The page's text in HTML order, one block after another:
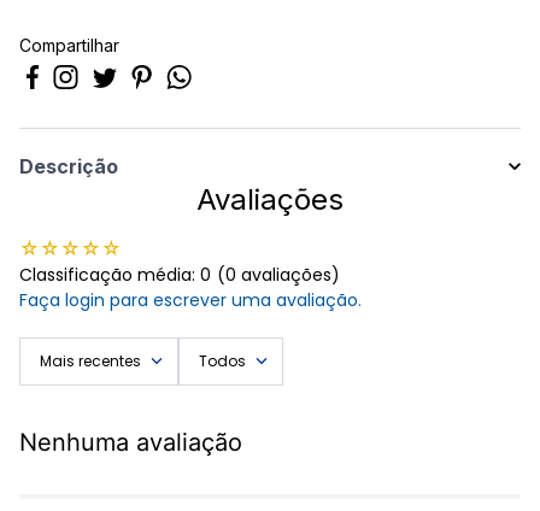
Compartilhar
Descrição
Bermuda masculina fitness. Com detalhe na lateral. Possui elástico na
Marca: Long Way.
Composição: 100% Poliéster
produto
Avaliações
☆ ☆ ☆ ☆ ☆
Classificação média: 0 (0 avaliações)
Faça login para escrever uma avaliação.
Mais recentes Todos
Nenhuma avaliação